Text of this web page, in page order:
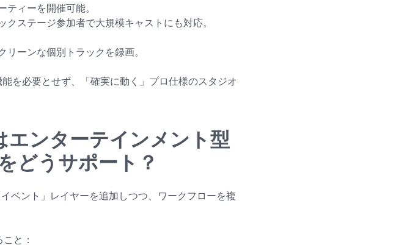
ィーを開催可能。
ステージ参加者で大規模キャストにも対応。
ーンな個別トラックを録画。
を必要とせず、「確実に動く」プロ仕様のスタジオ
エンターテインメント型
どうサポート？
ベント」レイヤーを追加しつつ、ワークフローを複
と：